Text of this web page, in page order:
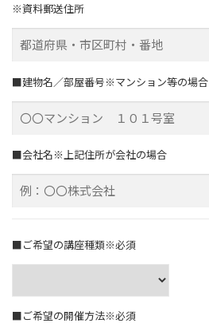
※資料郵送住所
■建物名／部屋番号※マンション等の場合
■会社名※上記住所が会社の場合
■ご希望の講座種類※必須
■ご希望の開催方法※必須